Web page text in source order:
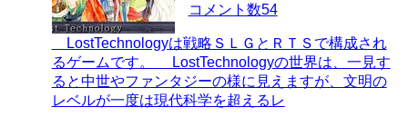
コメント数54
LostTechnologyは戦略ＳＬＧとＲＴＳで構成され
るゲームです。 LostTechnologyの世界は、一見す
ると中世やファンタジーの様に見えますが、文明の
レベルが一度は現代科学を超えるレ